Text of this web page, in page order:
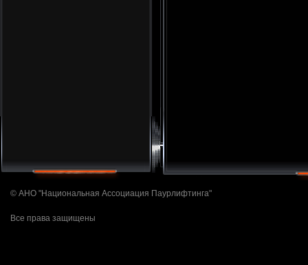
© АНО "Национальная Ассоциация Паурлифтинга"
Все права защищены